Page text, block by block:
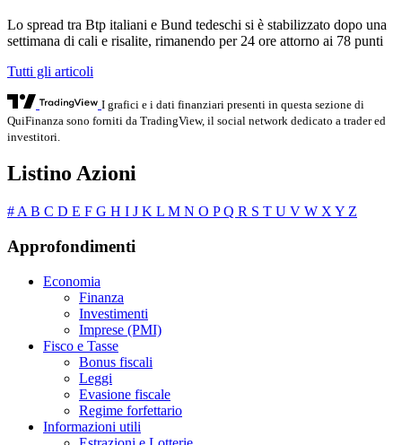
Lo spread tra Btp italiani e Bund tedeschi si è stabilizzato dopo una
settimana di cali e risalite, rimanendo per 24 ore attorno ai 78 punti
Tutti gli articoli
I grafici e i dati finanziari presenti in questa sezione di
QuiFinanza sono forniti da TradingView, il social network dedicato a trader ed
investitori.
Listino Azioni
# A B C D E F G H I J K L M N O PQ R S T U V W X Y Z
Approfondimenti
Economia
Finanza
Investimenti
Imprese (PMI)
Fisco e Tasse
Bonus fiscali
Leggi
Evasione fiscale
Regime forfettario
Informazioni utili